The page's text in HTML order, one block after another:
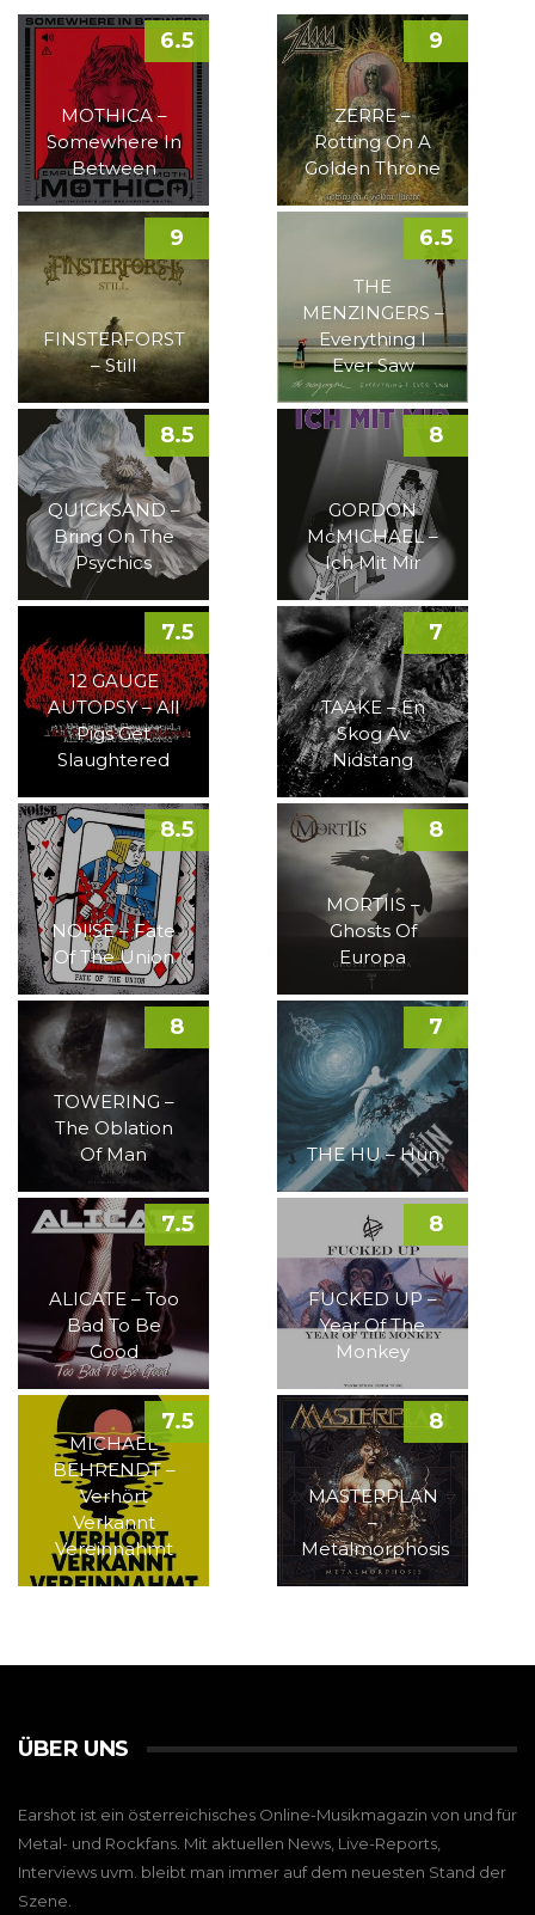
MOTHICA –
Somewhere In
Between
6.5
ZERRE –
Rotting On A
Golden Throne
9
FINSTERFORST
– Still
9
THE
MENZINGERS –
Everything I
Ever Saw
6.5
QUICKSAND –
Bring On The
Psychics
8.5
GORDON
McMICHAEL –
Ich Mit Mir
8
12 GAUGE
AUTOPSY – All
Pigs Get
Slaughtered
7.5
TAAKE – En
Skog Av
Nidstang
7
NOI!SE – Fate
Of The Union
8.5
MORTIIS –
Ghosts Of
Europa
8
TOWERING –
The Oblation
Of Man
8
THE HU – Hun
7
ALICATE – Too
Bad To Be
Good
7.5
FUCKED UP –
Year Of The
Monkey
8
MICHAEL
BEHRENDT –
Verhört
Verkannt
Vereinnahmt
7.5
MASTERPLAN
–
Metalmorphosis
8
ÜBER UNS
Earshot ist ein österreichisches Online-Musikmagazin von und für
Metal- und Rockfans. Mit aktuellen News, Live-Reports,
Interviews uvm. bleibt man immer auf dem neuesten Stand der
Szene.